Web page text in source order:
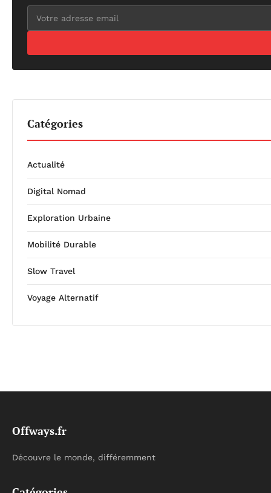
Catégories
Actualité
Digital Nomad
Exploration Urbaine
Mobilité Durable
Slow Travel
Voyage Alternatif
Offways.fr
Découvre le monde, différemment